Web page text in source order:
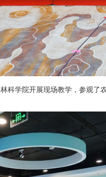
学院开展现场教学，参观了农